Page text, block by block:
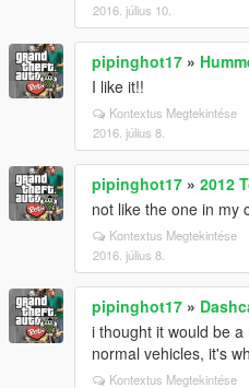
2016. július 10.
pipinghot17 »
I like it!!
Kontextus Megtekintése
2016. július 8.
pipinghot17 » 2012
not like the one in my
Kontextus Megtekintése
2016. július 8.
pipinghot17 »
i thought it would be
normal vehicles, it's
Kontextus Megtekintése